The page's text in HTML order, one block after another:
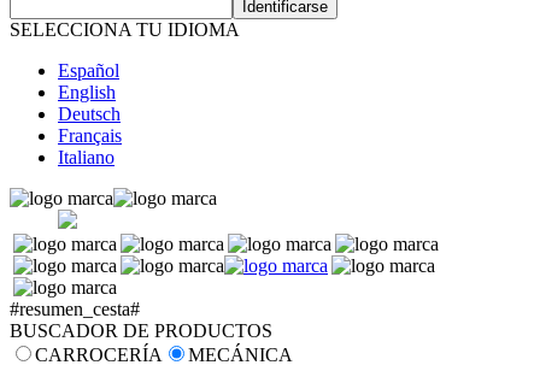
SELECCIONA TU IDIOMA
Español
English
Deutsch
Français
Italiano
#resumen_cesta#
BUSCADOR DE PRODUCTOS
CARROCERÍA
MECÁNICA